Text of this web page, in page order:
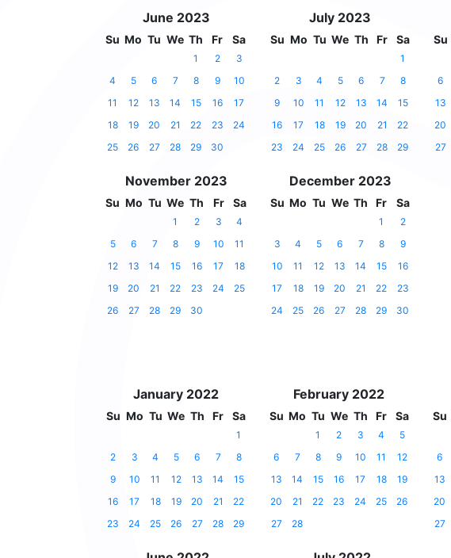
June 2023
Su Mo Tu We Th Fr Sa
1 2
3
4
5 6 7 8 9
10
11
12 13 14 15 16
17
18
19 20 21 22 23
24
25
26 27 28 29 30
July 2023
Su Mo Tu We Th Fr Sa
1
2
3 4 5 6 7
8
9
10 11 12 13 14
15
16
17 18 19 20 21
22
23
24 25 26 27 28 29
Su
6
13
20
27
November 2023
Su Mo Tu We Th Fr Sa
1 2 3
4
5
6 7 8 9 10
11
12
13 14 15 16 17
18
19
20 21 22 23 24
25
26
27 28 29 30
December 2023
Su Mo Tu We Th Fr Sa
1
2
3
4 5 6 7 8
9
10
11 12 13 14 15
16
17
18 19 20 21 22
23
24
25 26 27 28 29 30
January 2022
Su Mo Tu We Th Fr Sa
1
2
3 4 5 6 7
8
9
10 11 12 13 14
15
16
17 18 19 20 21
22
23
24 25 26 27 28 29
February 2022
Su Mo Tu We Th Fr Sa
1 2 3 4
5
6
7 8 9 10 11
12
13
14 15 16 17 18
19
20
21 22 23 24 25
26
27
28
Su
6
13
20
27